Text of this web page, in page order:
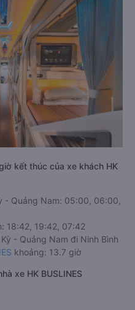
kết thúc của xe khách HK
- Quảng Nam: 05:00, 06:00,
18:42, 19:42, 07:42
- Quảng Nam đi Ninh Bình
khoảng: 13.7 giờ
xe HK BUSLINES